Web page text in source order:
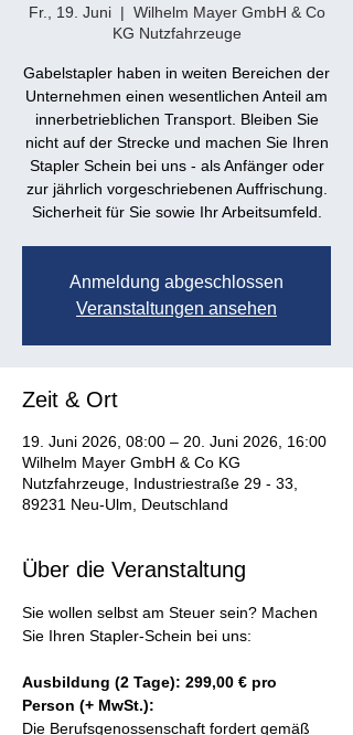
Fr., 19. Juni
  |
Wilhelm Mayer GmbH & Co
KG Nutzfahrzeuge
Gabelstapler haben in weiten Bereichen der
Unternehmen einen wesentlichen Anteil am
innerbetrieblichen Transport. Bleiben Sie
nicht auf der Strecke und machen Sie Ihren
Stapler Schein bei uns - als Anfänger oder
zur jährlich vorgeschriebenen Auffrischung.
Anmeldung abgeschlossen
Veranstaltungen ansehen
Zeit & Ort
19. Juni 2026, 08:00 – 20. Juni 2026, 16:00
Wilhelm Mayer GmbH & Co KG
Nutzfahrzeuge, Industriestraße 29 - 33,
89231 Neu-Ulm, Deutschland
Über die Veranstaltung
Sie wollen selbst am Steuer sein? Machen
Sie Ihren Stapler-Schein bei uns:
Ausbildung (2 Tage): 299,00 € pro
Person (+ MwSt.):
Die Berufsgenossenschaft fordert gemäß